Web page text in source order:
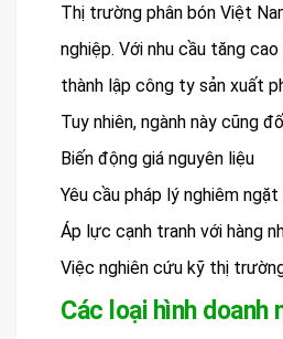
Thị trường phân bón Việt
nghiệp. Với nhu cầu tăng
thành lập công ty sản xuất
Tuy nhiên, ngành này cũng
Biến động giá nguyên liệu
Yêu cầu pháp lý nghiêm
Áp lực cạnh tranh với hàng
Việc nghiên cứu kỹ thị
Các loại hình doanh